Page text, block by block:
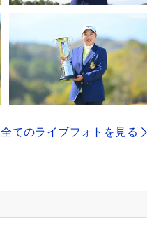
全てのライブフォトを見る